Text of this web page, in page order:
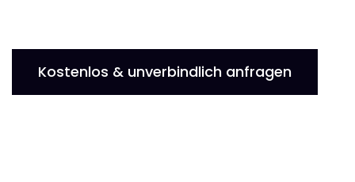
Kostenlos & unverbindlich anfragen